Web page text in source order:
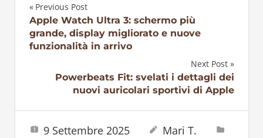
Navigazione
articoli
Previous Post
Apple Watch Ultra 3: schermo più
grande, display migliorato e nuove
funzionalità in arrivo
Next Post
Powerbeats Fit: svelati i dettagli dei
nuovi auricolari sportivi di Apple
9 Settembre 2025
Mari T.